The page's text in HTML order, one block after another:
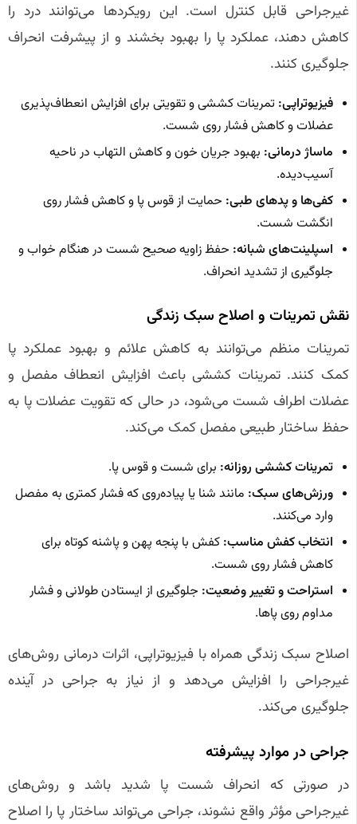
غیرجراحی قابل کنترل است. این رویکردها می‌توانند درد را
کاهش دهند، عملکرد پا را بهبود بخشند و از پیشرفت انحراف
جلوگیری کنند.
فیزیوتراپی: تمرینات کششی و تقویتی برای افزایش انعطاف‌پذیری
عضلات و کاهش فشار روی شست.
ماساژ درمانی: بهبود جریان خون و کاهش التهاب در ناحیه
آسیب‌دیده.
کفی‌ها و پدهای طبی: حمایت از قوس پا و کاهش فشار روی
انگشت شست.
اسپلینت‌های شبانه: حفظ زاویه صحیح شست در هنگام خواب و
جلوگیری از تشدید انحراف.
نقش تمرینات و اصلاح سبک زندگی
تمرینات منظم می‌توانند به کاهش علائم و بهبود عملکرد پا
کمک کنند. تمرینات کششی باعث افزایش انعطاف مفصل و
عضلات اطراف شست می‌شود، در حالی که تقویت عضلات پا به
حفظ ساختار طبیعی مفصل کمک می‌کند.
تمرینات کششی روزانه: برای شست و قوس پا.
ورزش‌های سبک: مانند شنا یا پیاده‌روی که فشار کمتری به مفصل
وارد می‌کنند.
انتخاب کفش مناسب: کفش با پنجه پهن و پاشنه کوتاه برای
کاهش فشار روی شست.
استراحت و تغییر وضعیت: جلوگیری از ایستادن طولانی و فشار
مداوم روی پاها.
اصلاح سبک زندگی همراه با فیزیوتراپی، اثرات درمانی روش‌های
غیرجراحی را افزایش می‌دهد و از نیاز به جراحی در آینده
جلوگیری می‌کند.
جراحی در موارد پیشرفته
در صورتی که انحراف شست پا شدید باشد و روش‌های
غیرجراحی مؤثر واقع نشوند، جراحی می‌تواند ساختار پا را اصلاح